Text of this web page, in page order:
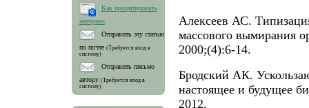
Как процитировать
материал
Отправить эту статью
по почте (Требуется вход в
систему)
Отправить письмо
автору (Требуется вход в
систему)
Алексеев АС.
массового вымирания
2000;(4):6-14.
Бродский АК.
настоящее и будущее
2012.